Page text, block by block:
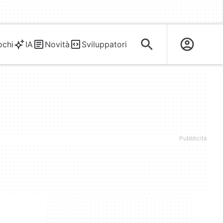
IA Novità Sviluppatori